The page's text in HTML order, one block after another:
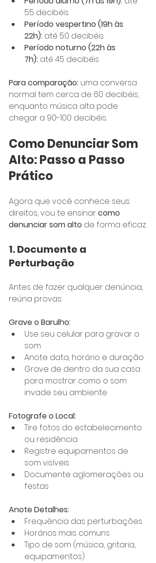
55 decibéis
Período vespertino (19h às
22h): até 50 decibéis
Período noturno (22h às
7h): até 45 decibéis
Para comparação: uma conversa
normal tem cerca de 60 decibéis,
enquanto música alta pode
chegar a 90-100 decibéis.
Como Denunciar Som
Alto: Passo a Passo
Prático
Agora que você conhece seus
direitos, vou te ensinar como
denunciar som alto de forma eficaz:
1. Documente a
Perturbação
Antes de fazer qualquer denúncia,
reúna provas:
Grave o Barulho:
Use seu celular para gravar o
som
Anote data, horário e duração
Grave de dentro da sua casa
para mostrar como o som
invade seu ambiente
Fotografe o Local:
Tire fotos do estabelecimento
ou residência
Registre equipamentos de
som visíveis
Documente aglomerações ou
festas
Anote Detalhes:
Frequência das perturbações
Horários mais comuns
Tipo de som (música, gritaria,
equipamentos)